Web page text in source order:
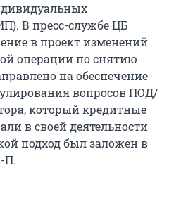
В пресс-службе ЦБ
в проект изменений
операции по снятию
на обеспечение
вопросов ПОД/
который кредитные
в своей деятельности
подход был заложен в
П.